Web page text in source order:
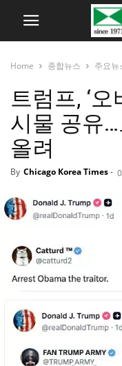
Home 종합뉴스 주요뉴
트럼프, ‘
시물 공유
올려
By Chicago Korea Times-